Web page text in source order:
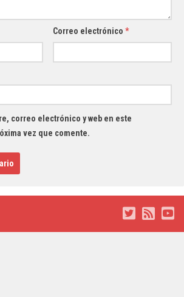
Correo electrónico*
correo electrónico y web en este
vez que comente.